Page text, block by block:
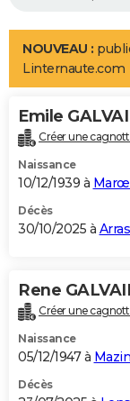
Aménagement intérieur
LIFESTYLE
Art de vivre
Bien-être
Loisirs
Mode
Modes de vie
Alimentation
Guide de la santé
Maladies
Médicaments
Sommeil
VOYAGE
Destinations
City break
Voyage nature
Voyage de noces
Forum
Climat
+PHOTO
GUIDES D'ACHAT
BONS PLANS
Carte de Noël
Carte Bonne année
Carte Saint-Valentin
Carte Pâques
Carte d'anniversaire
DICTIONNAIRE
Dictionnaire
Biographies
Citations
Expressions
Proverbes
PROGRAMME TV
NOUVEAU :
Linternaute.com
Emile
Créer une
Naissance
10/12/1939 à
Décès
30/10/2025 à Arras
Rene
Créer une
Naissance
05/12/1947 à
Décès